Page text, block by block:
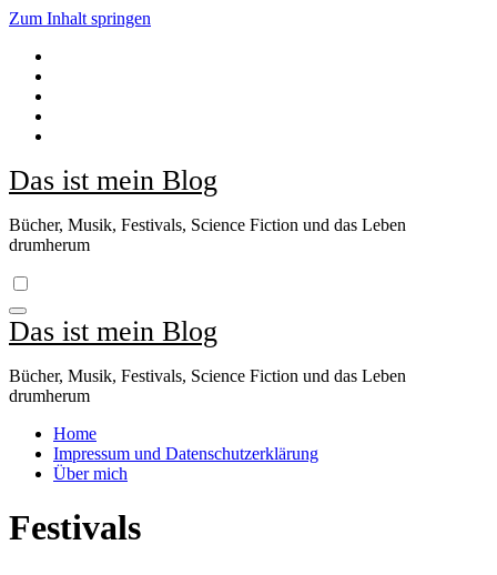
Zum Inhalt springen
Das ist mein Blog
Bücher, Musik, Festivals, Science Fiction und das Leben
drumherum
Das ist mein Blog
Bücher, Musik, Festivals, Science Fiction und das Leben
drumherum
Home
Impressum und Datenschutzerklärung
Über mich
Festivals